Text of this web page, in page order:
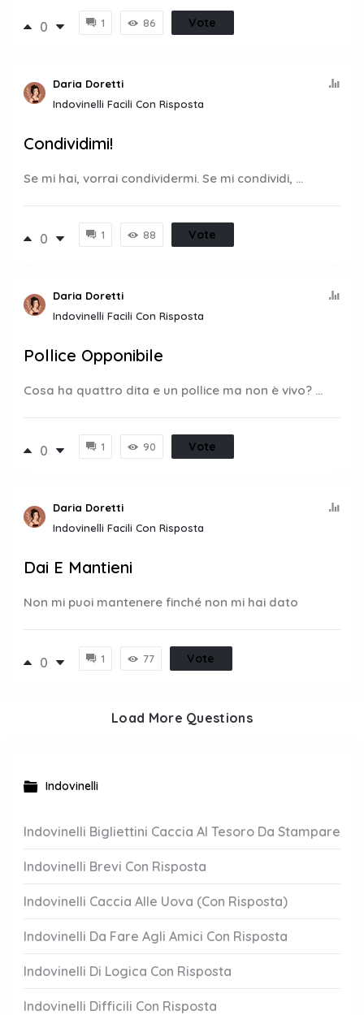
0 1 86 Vote
Daria Doretti
Indovinelli Facili Con Risposta
Condividimi!
Se mi hai, vorrai condividermi. Se mi condividi, ...
0 1 88 Vote
Daria Doretti
Indovinelli Facili Con Risposta
Pollice Opponibile
Cosa ha quattro dita e un pollice ma non è vivo? ...
0 1 90 Vote
Daria Doretti
Indovinelli Facili Con Risposta
Dai E Mantieni
Non mi puoi mantenere finché non mi hai dato
0 1 77 Vote
Load More Questions
Indovinelli
Indovinelli Bigliettini Caccia Al Tesoro Da Stampare
Indovinelli Brevi Con Risposta
Indovinelli Caccia Alle Uova (Con Risposta)
Indovinelli Da Fare Agli Amici Con Risposta
Indovinelli Di Logica Con Risposta
Indovinelli Difficili Con Risposta